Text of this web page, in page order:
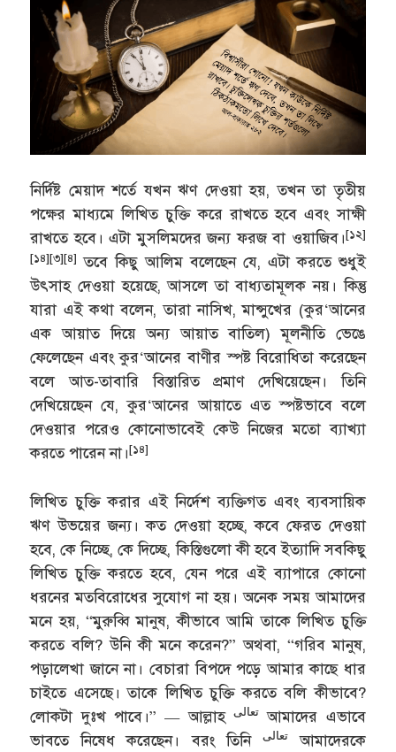
নির্দিষ্ট মেয়াদ শর্তে যখন ঋণ দেওয়া হয়, তখন তা তৃতীয়
পক্ষের মাধ্যমে লিখিত চুক্তি করে রাখতে হবে এবং সাক্ষী
রাখতে হবে। এটা মুসলিমদের জন্য ফরজ বা ওয়াজিব।[১২]
[১৪][৩][৪] তবে কিছু আলিম বলেছেন যে, এটা করতে শুধুই
উৎসাহ দেওয়া হয়েছে, আসলে তা বাধ্যতামূলক নয়। কিন্তু
যারা এই কথা বলেন, তারা নাসিখ, মান্সুখের (কুর‘আনের
এক আয়াত দিয়ে অন্য আয়াত বাতিল) মূলনীতি ভেঙে
ফেলেছেন এবং কুর‘আনের বাণীর স্পষ্ট বিরোধিতা করেছেন
বলে আত-তাবারি বিস্তারিত প্রমাণ দেখিয়েছেন। তিনি
দেখিয়েছেন যে, কুর‘আনের আয়াতে এত স্পষ্টভাবে বলে
দেওয়ার পরেও কোনোভাবেই কেউ নিজের মতো ব্যাখ্যা
করতে পারেন না।[১৪]
লিখিত চুক্তি করার এই নির্দেশ ব্যক্তিগত এবং ব্যবসায়িক
ঋণ উভয়ের জন্য। কত দেওয়া হচ্ছে, কবে ফেরত দেওয়া
হবে, কে নিচ্ছে, কে দিচ্ছে, কিস্তিগুলো কী হবে ইত্যাদি সবকিছু
লিখিত চুক্তি করতে হবে, যেন পরে এই ব্যাপারে কোনো
ধরনের মতবিরোধের সুযোগ না হয়। অনেক সময় আমাদের
মনে হয়, “মুরুব্বি মানুষ, কীভাবে আমি তাকে লিখিত চুক্তি
করতে বলি? উনি কী মনে করেন?” অথবা, “গরিব মানুষ,
পড়ালেখা জানে না। বেচারা বিপদে পড়ে আমার কাছে ধার
চাইতে এসেছে। তাকে লিখিত চুক্তি করতে বলি কীভাবে?
লোকটা দুঃখ পাবে।” — আল্লাহ تعالىআমাদের এভাবে
ভাবতে নিষেধ করেছেন। বরং তিনি
تعالىআমাদেরকে